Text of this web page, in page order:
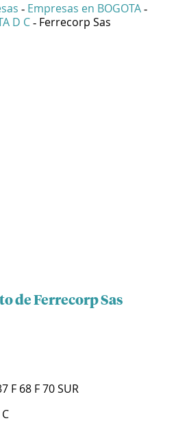
- Empresas en BOGOTA -
D C - Ferrecorp Sas
de Ferrecorp Sas
F 68 F 70 SUR